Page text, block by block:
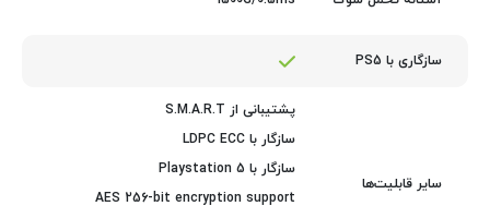
سازگاری با PS5
سایر قابلیت‌ها
پشتیبانی از S.M.A.R.T
سازگار با LDPC ECC
سازگار با Playstation 5
AES 256-bit encryption support